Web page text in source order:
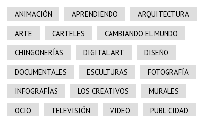
ANIMACIÓN APRENDIENDO ARQUITECTURA
ARTE CARTELES CAMBIANDO EL MUNDO
CHINGONERÍAS DIGITAL ART DISEÑO
DOCUMENTALES ESCULTURAS FOTOGRAFÍA
INFOGRAFÍAS LOS CREATIVOS MURALES
OCIO TELEVISIÓN VIDEO PUBLICIDAD